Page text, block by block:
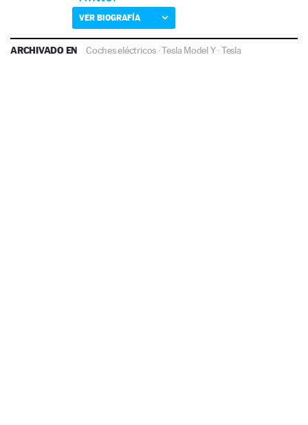
VER BIOGRAFÍA
ARCHIVADO EN Coches eléctricos ·Tesla Model Y·Tesla